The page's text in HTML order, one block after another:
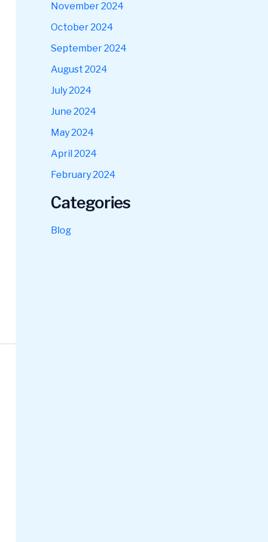
November 2024
October 2024
September 2024
August 2024
July 2024
June 2024
May 2024
April 2024
February 2024
Categories
Blog